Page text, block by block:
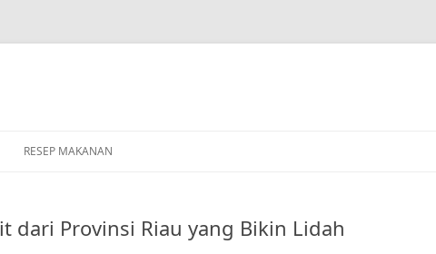
RESEP MAKANAN
dari Provinsi Riau yang Bikin Lidah